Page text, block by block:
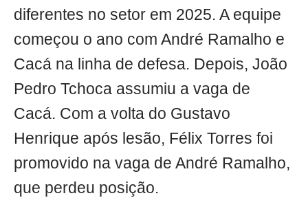
diferentes no setor em 2025. A equipe
começou o ano com André Ramalho e
Cacá na linha de defesa. Depois, João
Pedro Tchoca assumiu a vaga de
Cacá. Com a volta do Gustavo
Henrique após lesão, Félix Torres foi
promovido na vaga de André Ramalho,
que perdeu posição.